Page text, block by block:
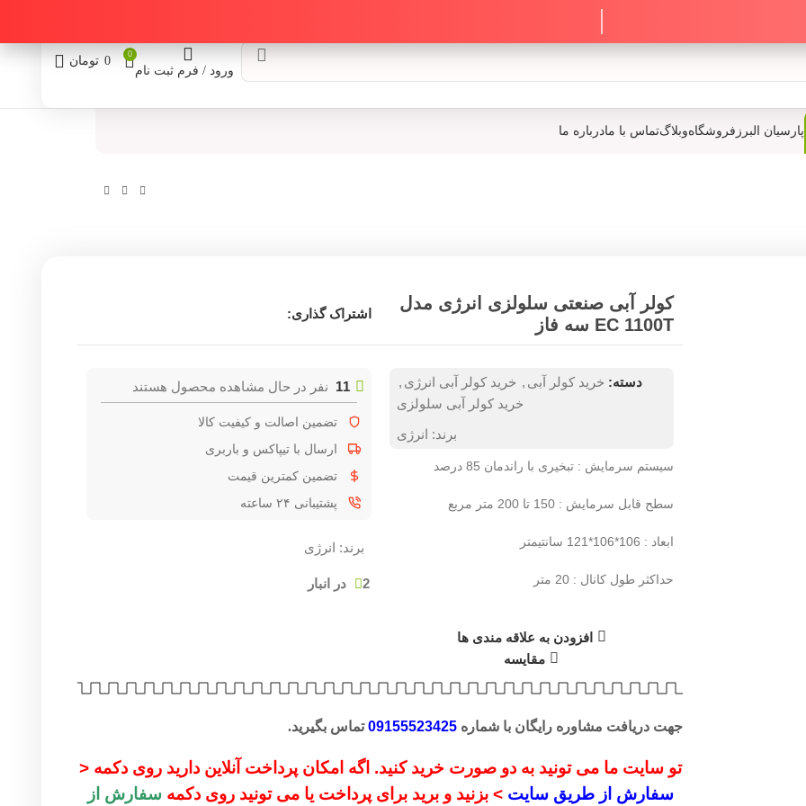
ورود / فرم ثبت نام
0 تومان 0
پارسیان البرز فروشگاهوبلاگتماس با مادرباره ما
کولر آبی صنعتی سلولزی انرژی مدل
EC 1100T سه فاز
اشتراک گذاری:
دسته: خرید کولر آبی , خرید کولر آبی انرژی ,
خرید کولر آبی سلولزی
برند: انرژی
سیستم سرمایش : تبخیری با راندمان 85 درصد
سطح قابل سرمایش : 150 تا 200 متر مربع
ابعاد : 106*106*121 سانتیمتر
حداکثر طول کانال : 20 متر
افزودن به علاقه مندی ها
مقایسه
11 نفر در حال مشاهده محصول هستند
تضمین اصالت و کیفیت کالا
ارسال با تیپاکس و باربری
تضمین کمترین قیمت
پشتیبانی ۲۴ ساعته
برند: انرژی
2 در انبار
جهت دریافت مشاوره رایگان با شماره 09155523425 تماس بگیرید.
تو سایت ما می تونید به دو صورت خرید کنید. اگه امکان پرداخت آنلاین دارید روی دکمه <
سفارش از طریق سایت> بزنید و برید برای پرداخت یا می تونید روی دکمه سفارش از